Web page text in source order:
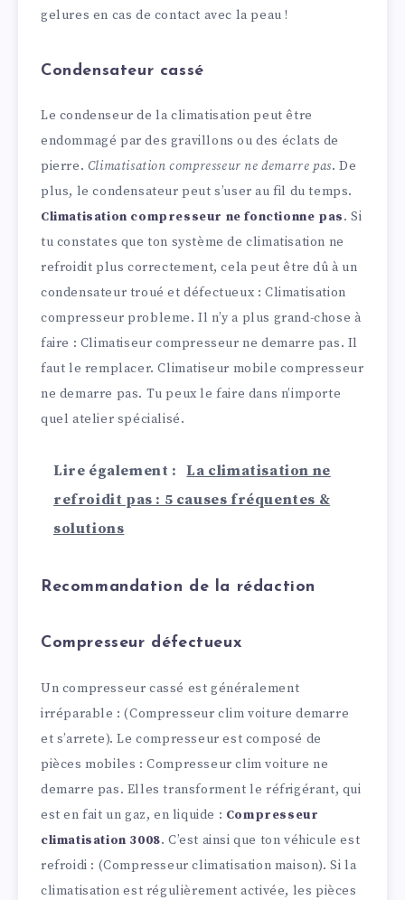
gelures en cas de contact avec la peau !
Condensateur cassé
Le condenseur de la climatisation peut être
endommagé par des gravillons ou des éclats de
pierre. Climatisation compresseur ne demarre pas. De
plus, le condensateur peut s’user au fil du temps.
Climatisation compresseur ne fonctionne pas. Si
tu constates que ton système de climatisation ne
refroidit plus correctement, cela peut être dû à un
condensateur troué et défectueux : Climatisation
compresseur probleme. Il n’y a plus grand-chose à
faire : Climatiseur compresseur ne demarre pas. Il
faut le remplacer. Climatiseur mobile compresseur
ne demarre pas. Tu peux le faire dans n’importe
quel atelier spécialisé.
Lire également :
La climatisation ne
refroidit pas : 5 causes fréquentes &
solutions
Recommandation de la rédaction
Compresseur défectueux
Un compresseur cassé est généralement
irréparable : (Compresseur clim voiture demarre
et s’arrete). Le compresseur est composé de
pièces mobiles : Compresseur clim voiture ne
demarre pas. Elles transforment le réfrigérant, qui
est en fait un gaz, en liquide : Compresseur
climatisation 3008. C’est ainsi que ton véhicule est
refroidi : (Compresseur climatisation maison). Si la
climatisation est régulièrement activée, les pièces